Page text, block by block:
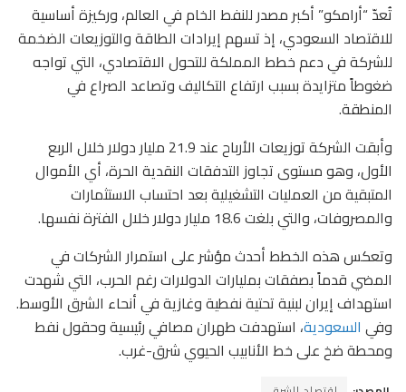
تُعدّ “أرامكو” أكبر مصدر للنفط الخام في العالم، وركيزة أساسية
للاقتصاد السعودي، إذ تسهم إيرادات الطاقة والتوزيعات الضخمة
للشركة في دعم خطط المملكة للتحول الاقتصادي، التي تواجه
ضغوطاً متزايدة بسبب ارتفاع التكاليف وتصاعد الصراع في
المنطقة.
وأبقت الشركة توزيعات الأرباح عند 21.9 مليار دولار خلال الربع
الأول، وهو مستوى تجاوز التدفقات النقدية الحرة، أي الأموال
المتبقية من العمليات التشغيلية بعد احتساب الاستثمارات
والمصروفات، والتي بلغت 18.6 مليار دولار خلال الفترة نفسها.
وتعكس هذه الخطط أحدث مؤشر على استمرار الشركات في
المضي قدماً بصفقات بمليارات الدولارات رغم الحرب، التي شهدت
استهداف إيران لبنية تحتية نفطية وغازية في أنحاء الشرق الأوسط.
وفي السعودية، استهدفت طهران مصافي رئيسية وحقول نفط
ومحطة ضخ على خط الأنابيب الحيوي شرق-غرب.